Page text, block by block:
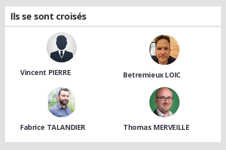
Ils se sont croisés
Vincent PIERRE Betremieux LOIC
Fabrice TALANDIER Thomas MERVEILLE